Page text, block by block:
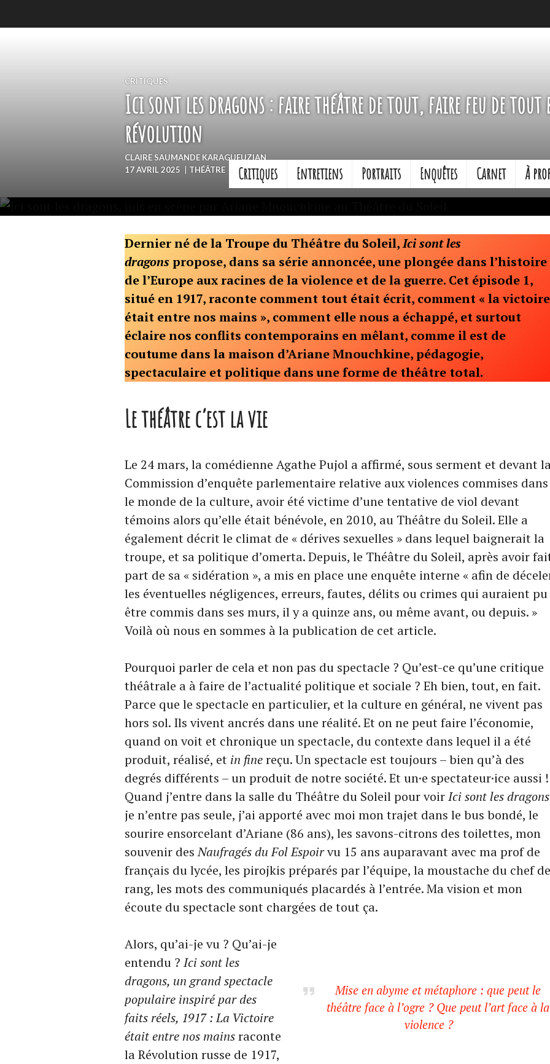
au
Pleins Feux
Critiques Entretiens Portraits Enquêtes Carnet À
CRITIQUES
Ici sont les dragons : faire théâtre de tout, faire feu de tout
révolution
CLAIRE SAUMANDE KARAGUEUZIAN
17 AVRIL 2025
THÉÂTRE
Dernier né de la Troupe du Théâtre du Soleil,Ici sont les
dragonspropose, dans sa série annoncée, une plongée dans l’histoire
de l’Europe aux racines de la violence et de la guerre. Cet épisode 1,
situé en 1917, raconte comment tout était écrit, comment « la victoire
était entre nos mains », comment elle nous a échappé, et surtout
éclaire nos conflits contemporains en mêlant, comme il est de
coutume dans la maison d’Ariane Mnouchkine, pédagogie,
spectaculaire et politique dans une forme de théâtre total.
Le théâtre c’est la vie
Le 24 mars, la comédienne Agathe Pujol a affirmé, sous serment et devant
Commission d’enquête parlementaire relative aux violences commises dans
le monde de la culture, avoir été victime d’une tentative de viol devant
témoins alors qu’elle était bénévole, en 2010, au Théâtre du Soleil. Elle a
également décrit le climat de « dérives sexuelles » dans lequel baignerait la
troupe, et sa politique d’omerta. Depuis, le Théâtre du Soleil, après avoir
part de sa « sidération », a mis en place une enquête interne « afin de
les éventuelles négligences, erreurs, fautes, délits ou crimes qui auraient pu
être commis dans ses murs, il y a quinze ans, ou même avant, ou depuis. »
Voilà où nous en sommes à la publication de cet article.
Pourquoi parler de cela et non pas du spectacle ? Qu’est-ce qu’une critique
théâtrale a à faire de l’actualité politique et sociale ? Eh bien, tout, en fait.
Parce que le spectacle en particulier, et la culture en général, ne vivent pas
hors sol. Ils vivent ancrés dans une réalité. Et on ne peut faire l’économie,
quand on voit et chronique un spectacle, du contexte dans lequel il a été
produit, réalisé, et in finereçu. Un spectacle est toujours – bien qu’à des
degrés différents – un produit de notre société. Et un·e spectateur·ice aussi !
Quand j’entre dans la salle du Théâtre du Soleil pour voirIci sont les dragons
je n’entre pas seule, j’ai apporté avec moi mon trajet dans le bus bondé, le
sourire ensorcelant d’Ariane (86 ans), les savons-citrons des toilettes, mon
souvenir desNaufragés du Fol Espoirvu 15 ans auparavant avec ma prof de
français du lycée, les pirojkis préparés par l’équipe, la moustache du chef
rang, les mots des communiqués placardés à l’entrée. Ma vision et mon
écoute du spectacle sont chargées de tout ça.
Mise en abyme et métaphore : que peut le
théâtre face à l’ogre ? Que peut l’art face à la
violence ?
Alors, qu’ai-je vu ? Qu’ai-je
entendu ?Ici sont les
dragons, un grand spectacle
populaire inspiré par des
faits réels, 1917 : La Victoire
était entre nos mainsraconte
la Révolution russe de 1917,